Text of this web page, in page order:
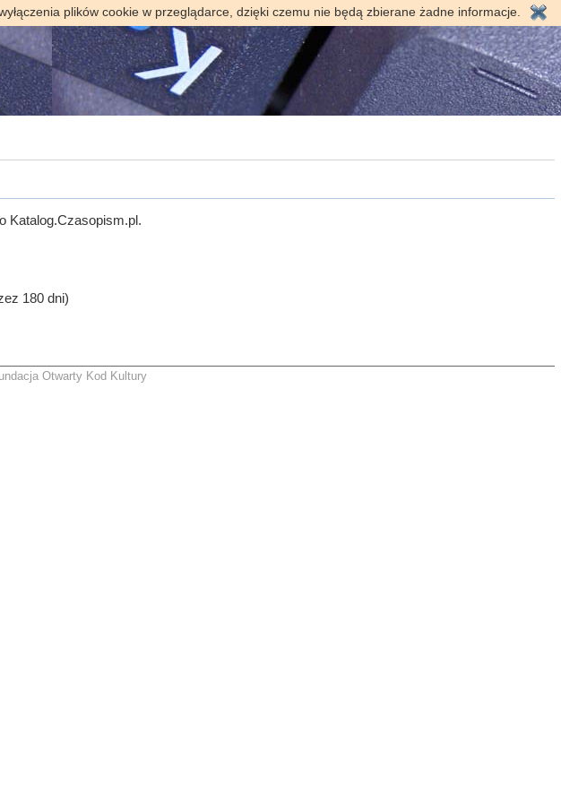
plików cookie w przeglądarce, dzięki czemu nie będą zbierane żadne informacje.
Katalog.Czasopism.pl.
180 dni)
Otwarty Kod Kultury